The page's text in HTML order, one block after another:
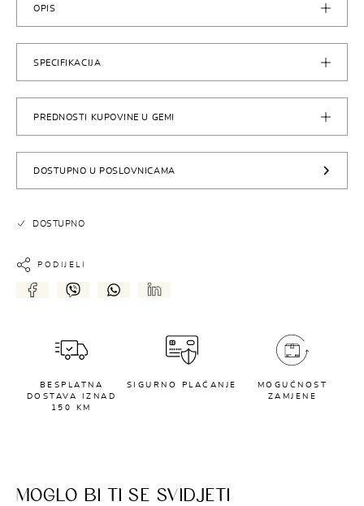
OPIS
SPECIFIKACIJA
PREDNOSTI KUPOVINE U GEMI
DOSTUPNO U POSLOVNICAMA
DOSTUPNO
PODIJELI
BESPLATNA
DOSTAVA IZNAD
150 KM
SIGURNO PLAĆANJE
MOGUĆNOST
ZAMJENE
MOGLO BI TI SE SVIDJETI